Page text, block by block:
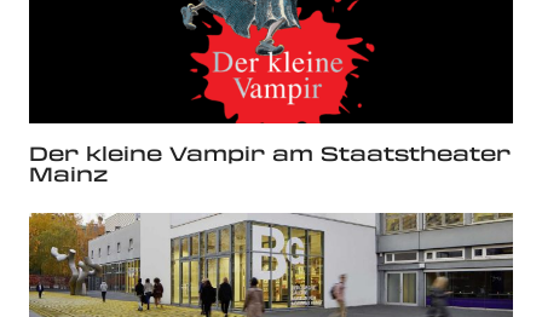
Der kleine Vampir am Staatstheater
Mainz